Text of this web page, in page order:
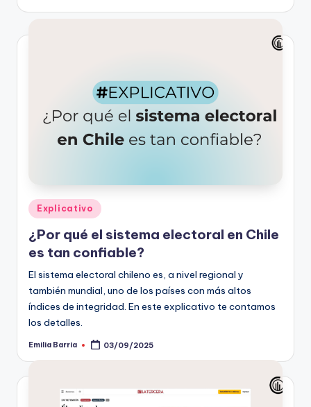
d
e
F
a
c
-
C
e
c
Publicado
en
Explicativo
¿Por qué el sistema electoral en Chile
es tan confiable?
El sistema electoral chileno es, a nivel regional y
también mundial, uno de los países con más altos
índices de integridad. En este explicativo te contamos
los detalles.
Publicado
Emilia Barria 03/09/2025